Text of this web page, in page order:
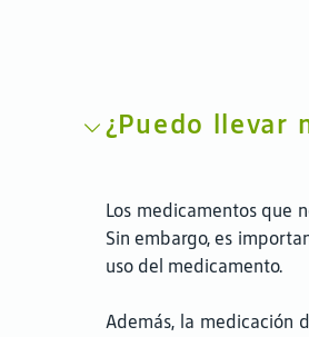
¿Puedo llevar
Los medicamentos que
Sin embargo, es
uso del medicamento.
Además, la medicación